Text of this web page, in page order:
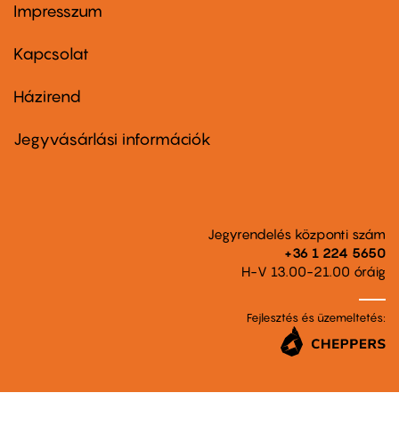
Footer
first
Impresszum
Kapcsolat
Footer
second
Házirend
Jegyvásárlási információk
Jegyrendelés központi szám
+36 1 224 5650
H-V 13.00-21.00 óráig
Fejlesztés és üzemeltetés: